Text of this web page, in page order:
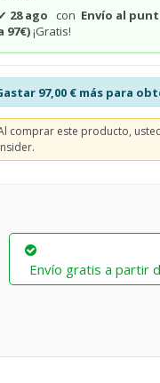
28 ago con Envío al
97€)¡Gratis!
97,00 €más para
comprar este producto,
Envío gratis a partir